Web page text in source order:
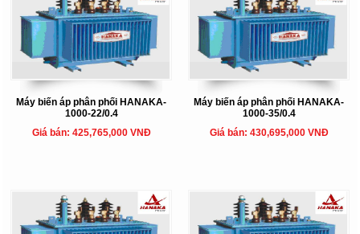
Máy biến áp phân phối HANAKA-
1000-22/0.4
Giá bán: 425,765,000 VNĐ
Máy biến áp phân phối HANAKA-
1000-35/0.4
Giá bán: 430,695,000 VNĐ